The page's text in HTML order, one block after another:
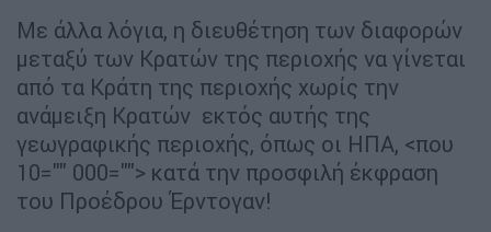
Με άλλα λόγια, η διευθέτηση των διαφορών
μεταξύ των Κρατών της περιοχής να γίνεται
από τα Κράτη της περιοχής χωρίς την
ανάμειξη Κρατών εκτός αυτής της
γεωγραφικής περιοχής, όπως οι ΗΠΑ, <που
10="" 000=""> κατά την προσφιλή έκφραση
του Προέδρου Έρντογαν!